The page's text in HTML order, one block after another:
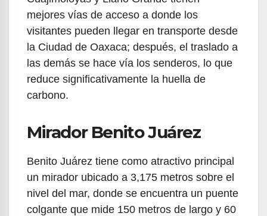
mejores vías de acceso a donde los
visitantes pueden llegar en transporte desde
la Ciudad de Oaxaca; después, el traslado a
las demás se hace vía los senderos, lo que
reduce significativamente la huella de
carbono.
Mirador Benito Juárez
Benito Juárez tiene como atractivo principal
un mirador ubicado a 3,175 metros sobre el
nivel del mar, donde se encuentra un puente
colgante que mide 150 metros de largo y 60